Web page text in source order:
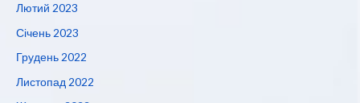
Лютий 2023
Січень 2023
Грудень 2022
Листопад 2022